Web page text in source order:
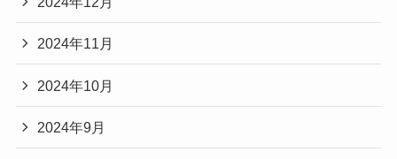
2024年11月
2024年10月
2024年9月